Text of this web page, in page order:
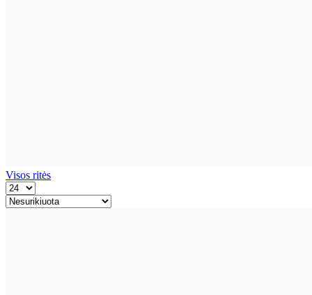
Visos ritės